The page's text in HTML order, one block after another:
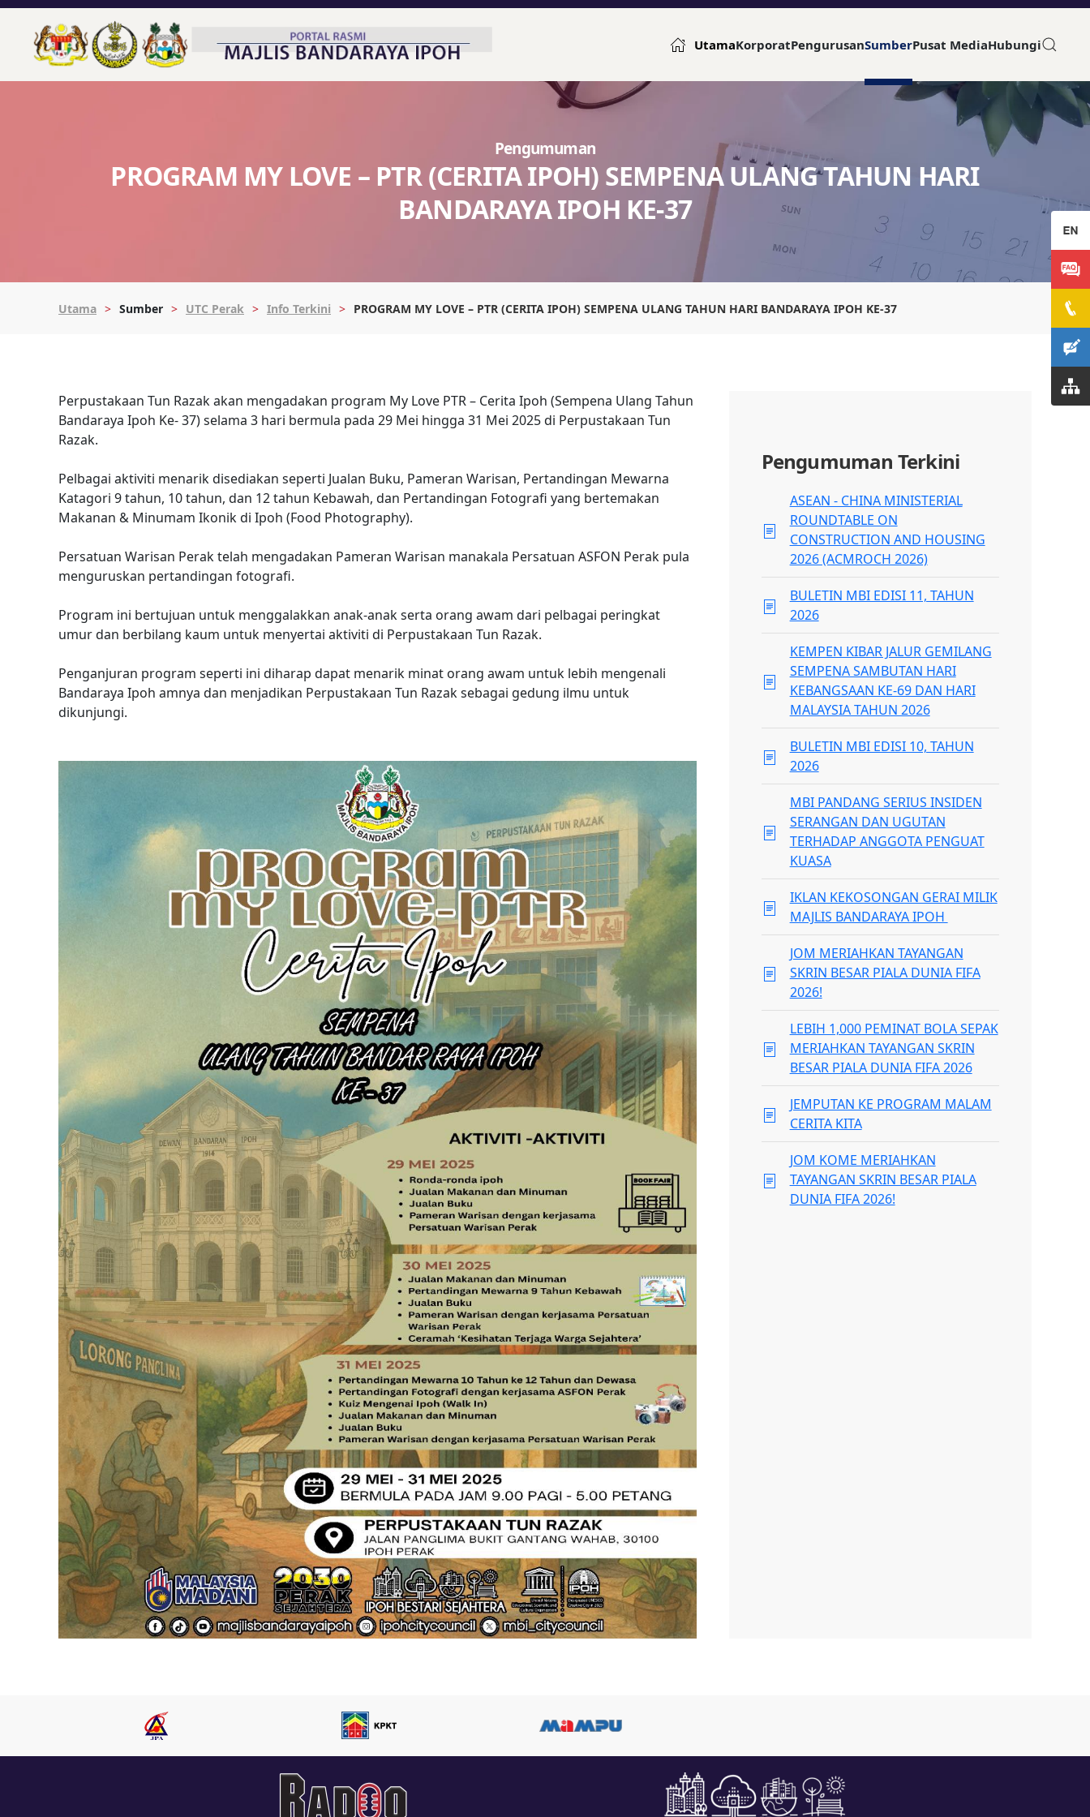
UtamaKorporatPengurusanSumberPusat MediaHubungi
Pengumuman
PROGRAM MY LOVE – PTR (CERITA IPOH) SEMPENA ULANG TAHUN HARI
BANDARAYA IPOH KE-37
Utama Sumber UTC Perak Info Terkini PROGRAM MY LOVE – PTR (CERITA IPOH) SEMPENA ULANG TAHUN HARI BANDARAYA IPOH KE-37
Perpustakaan Tun Razak akan mengadakan program My Love PTR – Cerita Ipoh (Sempena Ulang Tahun
Bandaraya Ipoh Ke- 37) selama 3 hari bermula pada 29 Mei hingga 31 Mei 2025 di Perpustakaan Tun
Razak.
Pelbagai aktiviti menarik disediakan seperti Jualan Buku, Pameran Warisan, Pertandingan Mewarna
Katagori 9 tahun, 10 tahun, dan 12 tahun Kebawah, dan Pertandingan Fotografi yang bertemakan
Makanan & Minumam Ikonik di Ipoh (Food Photography).
Persatuan Warisan Perak telah mengadakan Pameran Warisan manakala Persatuan ASFON Perak pula
menguruskan pertandingan fotografi.
Program ini bertujuan untuk menggalakkan anak-anak serta orang awam dari pelbagai peringkat
umur dan berbilang kaum untuk menyertai aktiviti di Perpustakaan Tun Razak.
Penganjuran program seperti ini diharap dapat menarik minat orang awam untuk lebih mengenali
Bandaraya Ipoh amnya dan menjadikan Perpustakaan Tun Razak sebagai gedung ilmu untuk
dikunjungi.
Pengumuman Terkini
ASEAN - CHINA MINISTERIAL
ROUNDTABLE ON
CONSTRUCTION AND HOUSING
2026 (ACMROCH 2026)
BULETIN MBI EDISI 11, TAHUN
2026
KEMPEN KIBAR JALUR GEMILANG
SEMPENA SAMBUTAN HARI
KEBANGSAAN KE-69 DAN HARI
MALAYSIA TAHUN 2026
BULETIN MBI EDISI 10, TAHUN
2026
MBI PANDANG SERIUS INSIDEN
SERANGAN DAN UGUTAN
TERHADAP ANGGOTA PENGUAT
KUASA
IKLAN KEKOSONGAN GERAI MILIK
MAJLIS BANDARAYA IPOH
JOM MERIAHKAN TAYANGAN
SKRIN BESAR PIALA DUNIA FIFA
2026!
LEBIH 1,000 PEMINAT BOLA SEPAK
MERIAHKAN TAYANGAN SKRIN
BESAR PIALA DUNIA FIFA 2026
JEMPUTAN KE PROGRAM MALAM
CERITA KITA
JOM KOME MERIAHKAN
TAYANGAN SKRIN BESAR PIALA
DUNIA FIFA 2026!